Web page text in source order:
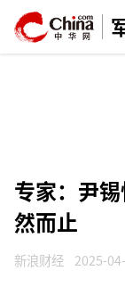
专家：尹
然而止
新浪财经 2025-